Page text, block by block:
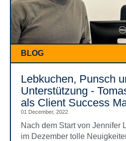
BLOG
Lebkuchen, Punsch
Unterstützung -
als Client Success
01 December, 2022
Nach dem Start von Jennifer
im Dezember tolle